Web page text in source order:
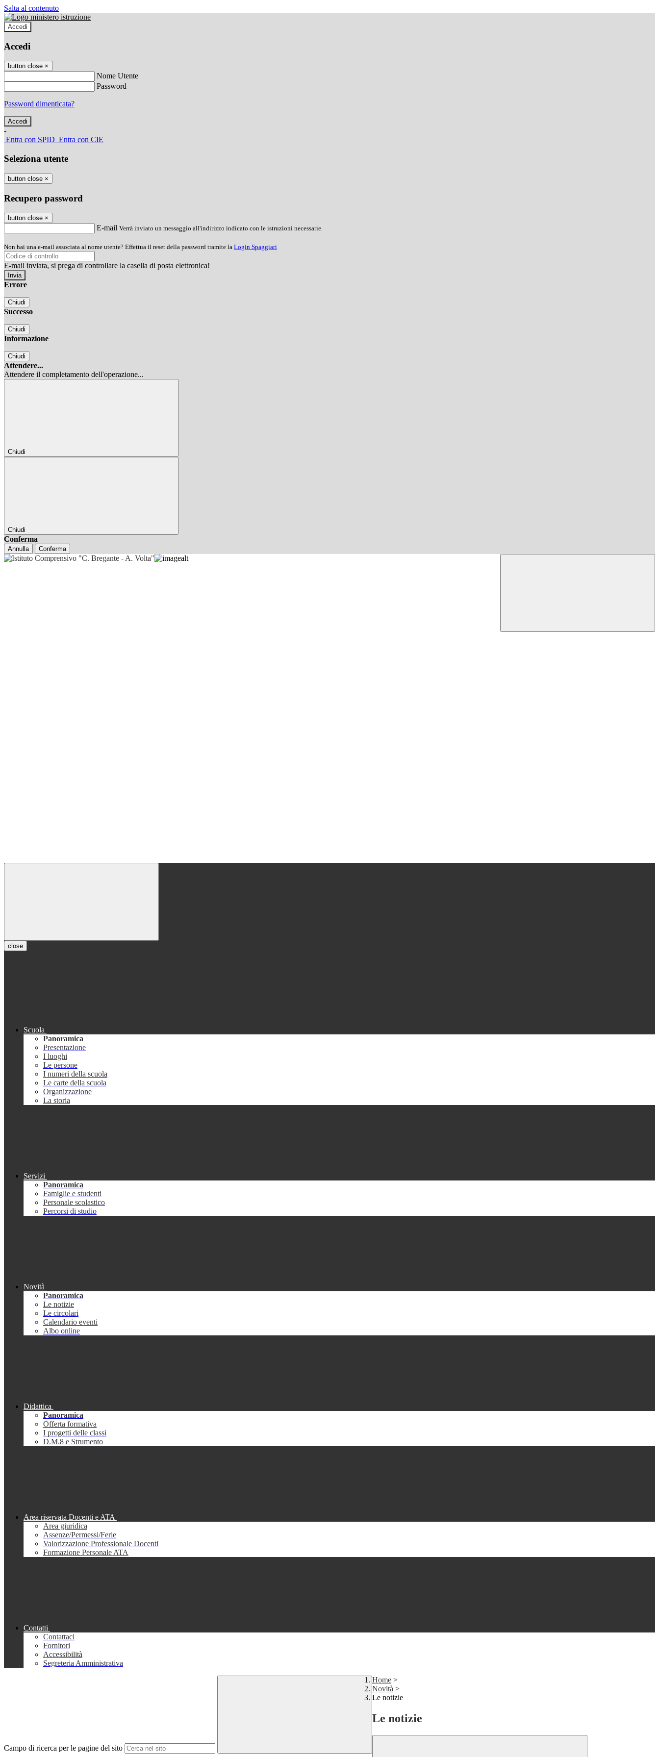
Salta al contenuto
Accedi
Accedi
button close ×
Nome Utente
Password
Password dimenticata?
-
Entra con SPID Entra con CIE
Seleziona utente
button close ×
Recupero password
button close ×
E-mail Verrà inviato un messaggio all'indirizzo indicato con le istruzioni necessarie.
Non hai una e-mail associata al nome utente? Effettua il reset della password tramite la Login Spaggiari
E-mail inviata, si prega di controllare la casella di posta elettronica!
Errore
Chiudi
Successo
Chiudi
Informazione
Chiudi
Attendere...
Attendere il completamento dell'operazione...
Chiudi
Chiudi
Conferma
Annulla Conferma
close
Scuola
Panoramica
Presentazione
I luoghi
Le persone
I numeri della scuola
Le carte della scuola
Organizzazione
La storia
Servizi
Panoramica
Famiglie e studenti
Personale scolastico
Percorsi di studio
Novità
Panoramica
Le notizie
Le circolari
Calendario eventi
Albo online
Didattica
Panoramica
Offerta formativa
I progetti delle classi
D.M.8 e Strumento
Area riservata Docenti e ATA
Area giuridica
Assenze/Permessi/Ferie
Valorizzazione Professionale Docenti
Formazione Personale ATA
Contatti
Contattaci
Fornitori
Accessibilità
Segreteria Amministrativa
Campo di ricerca per le pagine del sito
Home >
Novità >
Le notizie
Le notizie